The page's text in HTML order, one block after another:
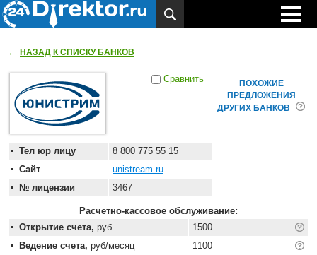
← НАЗАД К СПИСКУ БАНКОВ
Сравнить
Тел юр лицу
8 800 775 55 15
Сайт
unistream.ru
№ лицензии
3467
Расчетно-кассовое обслуживание:
Открытие счета, руб
1500
Ведение счета, руб/месяц
1100
ПОХОЖИЕ
ПРЕДЛОЖЕНИЯ
ДРУГИХ БАНКОВ